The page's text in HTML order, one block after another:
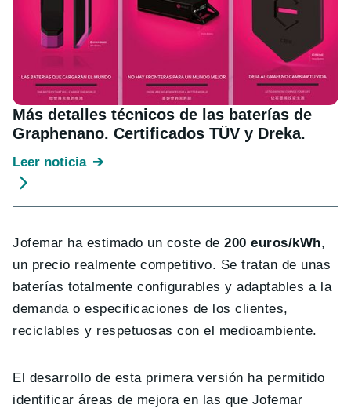
Más detalles técnicos de las baterías de
Graphenano. Certificados TÜV y Dreka.
Leer noticia
Jofemar ha estimado un coste de200 euros/kWh,
un precio realmente competitivo. Se tratan de unas
baterías totalmente configurables y adaptables a la
demanda o especificaciones de los clientes,
reciclables y respetuosas con el medioambiente.
El desarrollo de esta primera versión ha permitido
identificar áreas de mejora en las que Jofemar